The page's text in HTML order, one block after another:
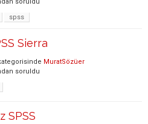
spss
Sierra
MuratSözüer
soruldu
SPSS